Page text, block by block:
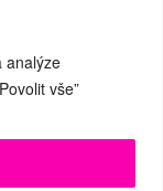
analýze
vše”